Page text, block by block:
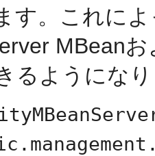
す。これに
MBean
るようにな